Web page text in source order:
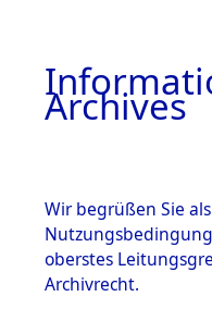
Archives
Wir begrüßen Sie
oberstes
Archivrecht.